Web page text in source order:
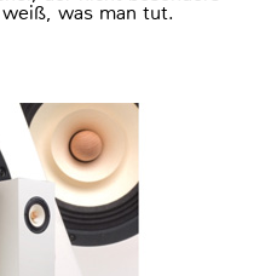
was man tut.